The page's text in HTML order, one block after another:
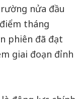
nửa đầu
tháng
phiên đã đạt
giai đoạn đỉnh